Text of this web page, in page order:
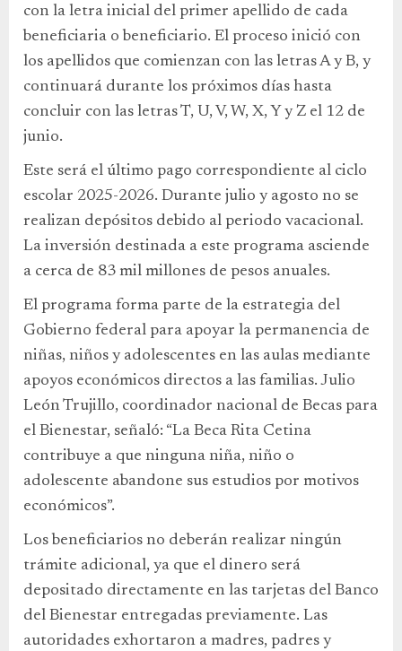
con la letra inicial del primer apellido de cada
beneficiaria o beneficiario. El proceso inició con
los apellidos que comienzan con las letras A y B, y
continuará durante los próximos días hasta
concluir con las letras T, U, V, W, X, Y y Z el 12 de
junio.
Este será el último pago correspondiente al ciclo
escolar 2025-2026. Durante julio y agosto no se
realizan depósitos debido al periodo vacacional.
La inversión destinada a este programa asciende
a cerca de 83 mil millones de pesos anuales.
El programa forma parte de la estrategia del
Gobierno federal para apoyar la permanencia de
niñas, niños y adolescentes en las aulas mediante
apoyos económicos directos a las familias. Julio
León Trujillo, coordinador nacional de Becas para
el Bienestar, señaló: “La Beca Rita Cetina
contribuye a que ninguna niña, niño o
adolescente abandone sus estudios por motivos
económicos”.
Los beneficiarios no deberán realizar ningún
trámite adicional, ya que el dinero será
depositado directamente en las tarjetas del Banco
del Bienestar entregadas previamente. Las
autoridades exhortaron a madres, padres y